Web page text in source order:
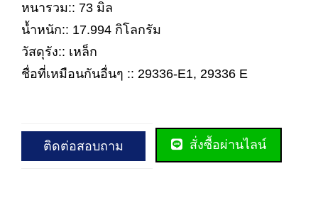
หนารวม:: 73 มิล
น้ำหนัก:: 17.994 กิโลกรัม
วัสดุรัง:: เหล็ก
ชื่อที่เหมือนกันอื่นๆ :: 29336-E1, 29336 E
ติดต่อสอบถาม สั่งซื้อผ่านไลน์